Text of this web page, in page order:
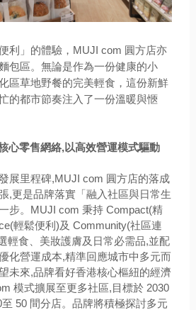
利」的體驗，MUJI com 圓方店亦
包區。無論是作為一份健康的小
區草地野餐的完美輕食，這份新鮮
的都市節奏注入了一份溫暖與愜
心零售網絡,以高效營運模式驅動
展里程碑,MUJI com 圓方店的落成
,更是品牌落實「融入社區與日常生
步。MUJI com 秉持 Compact(精
輕鬆便利)及 Community(社區連
輕食、美妝護膚及日常必需品,並配
化營運成本,精準回應城市中多元而
未來,品牌看好香港核心樞紐的經濟
模式擴展至更多社區,目標於 2030
至 50 間分店。品牌將積極探討多元